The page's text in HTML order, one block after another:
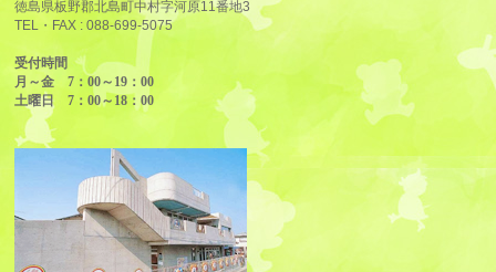
徳島県板野郡北島町中村字河原11番地3
TEL・FAX :088-699-5075
受付時間
月～金 7：00～19：00
土曜日 7：00～18：00